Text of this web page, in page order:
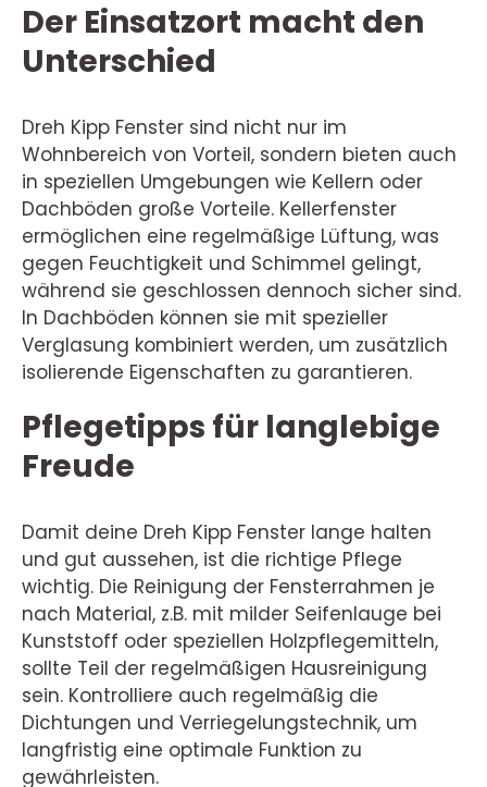
Der Einsatzort macht den
Unterschied
Dreh Kipp Fenster sind nicht nur im
Wohnbereich von Vorteil, sondern bieten auch
in speziellen Umgebungen wie Kellern oder
Dachböden große Vorteile. Kellerfenster
ermöglichen eine regelmäßige Lüftung, was
gegen Feuchtigkeit und Schimmel gelingt,
während sie geschlossen dennoch sicher sind.
In Dachböden können sie mit spezieller
Verglasung kombiniert werden, um zusätzlich
isolierende Eigenschaften zu garantieren.
Pflegetipps für langlebige
Freude
Damit deine Dreh Kipp Fenster lange halten
und gut aussehen, ist die richtige Pflege
wichtig. Die Reinigung der Fensterrahmen je
nach Material, z.B. mit milder Seifenlauge bei
Kunststoff oder speziellen Holzpflegemitteln,
sollte Teil der regelmäßigen Hausreinigung
sein. Kontrolliere auch regelmäßig die
Dichtungen und Verriegelungstechnik, um
langfristig eine optimale Funktion zu
gewährleisten.